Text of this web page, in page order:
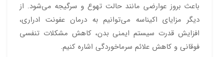
باعث بروز عوارضی مانند حالت تهوع و سرگیجه می‌شود. از
دیگر مزایای اکیناسه می‌توانیم به درمان عفونت ادراری،
افزایش قدرت سیستم ایمنی بدن، کاهش مشکلات تنفسی
فوقانی و کاهش علائم سرماخوردگی اشاره کنیم.